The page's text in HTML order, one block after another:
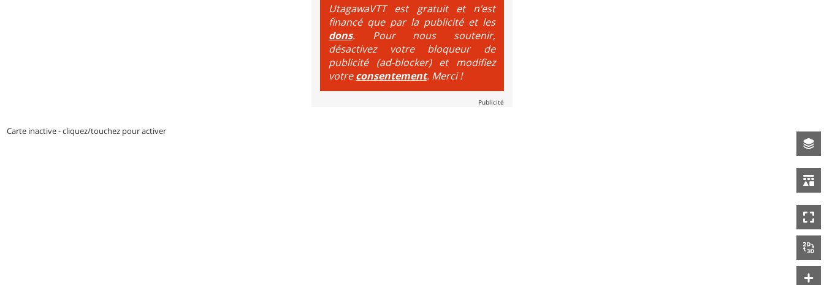
UtagawaVTT est gratuit et n'est
financé que par la publicité et les
dons. Pour nous soutenir,
désactivez votre bloqueur de
publicité (ad-blocker) et modifiez
votreconsentement. Merci !